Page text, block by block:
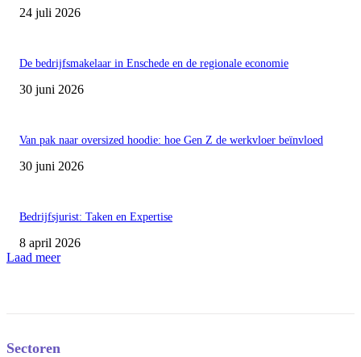
24 juli 2026
De bedrijfsmakelaar in Enschede en de regionale economie
30 juni 2026
Van pak naar oversized hoodie: hoe Gen Z de werkvloer beïnvloed
30 juni 2026
Bedrijfsjurist: Taken en Expertise
8 april 2026
Laad meer
Sectoren